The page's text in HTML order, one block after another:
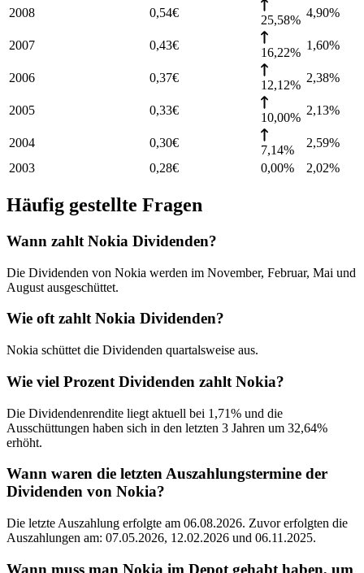
2008 0,54€
25,58%
4,90%
2007 0,43€
16,22%
1,60%
2006 0,37€
12,12%
2,38%
2005 0,33€
10,00%
2,13%
2004 0,30€
7,14%
2,59%
2003
0,28€ 0,00% 2,02%
Häufig gestellte Fragen
Wann zahlt Nokia Dividenden?
Die Dividenden von Nokia werden im November, Februar, Mai und
August ausgeschüttet.
Wie oft zahlt Nokia Dividenden?
Nokia schüttet die Dividenden quartalsweise aus.
Wie viel Prozent Dividenden zahlt Nokia?
Die Dividendenrendite liegt aktuell bei 1,71% und die
Ausschüttungen haben sich in den letzten 3 Jahren um 32,64%
erhöht.
Wann waren die letzten Auszahlungstermine der
Dividenden von Nokia?
Die letzte Auszahlung erfolgte am 06.08.2026. Zuvor erfolgten die
Auszahlungen am: 07.05.2026, 12.02.2026 und 06.11.2025.
Wann muss man Nokia im Depot gehabt haben, um